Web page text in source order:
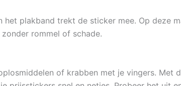
het plakband trekt de sticker mee. Op deze
rommel of schade.
of krabben met je vingers. Met